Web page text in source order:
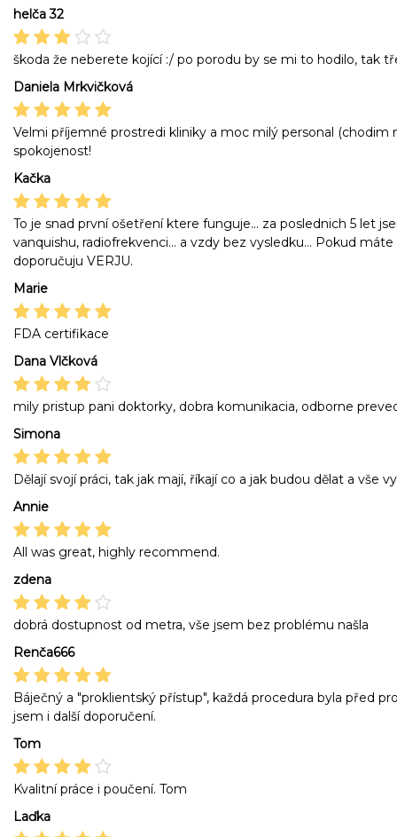
helča 32
škoda že neberete kojící :/ po porodu by se mi to hodilo, tak
Daniela Mrkvičková
Velmi příjemné prostredi kliniky a moc milý personal (chodim
spokojenost!
Kačka
To je snad první ošetření ktere funguje... za poslednich 5 let
vanquishu, radiofrekvenci... a vzdy bez vysledku... Pokud
doporučuju VERJU.
Marie
FDA certifikace
Dana Vlčková
mily pristup pani doktorky, dobra komunikacia, odborne
Simona
Dělají svojí práci, tak jak mají, říkají co a jak budou dělat a vše
Annie
All was great, highly recommend.
zdena
dobrá dostupnost od metra, vše jsem bez problému našla
Renča666
Báječný a "proklientský přístup", každá procedura byla před
jsem i další doporučení.
Tom
Kvalitní práce i poučení. Tom
Laďka